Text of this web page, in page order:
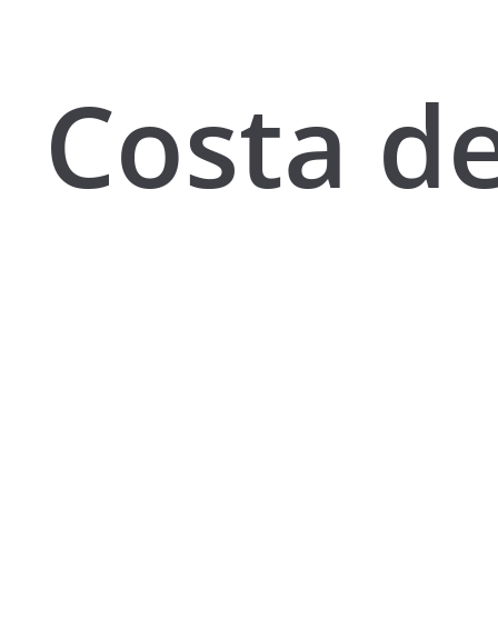
Costa